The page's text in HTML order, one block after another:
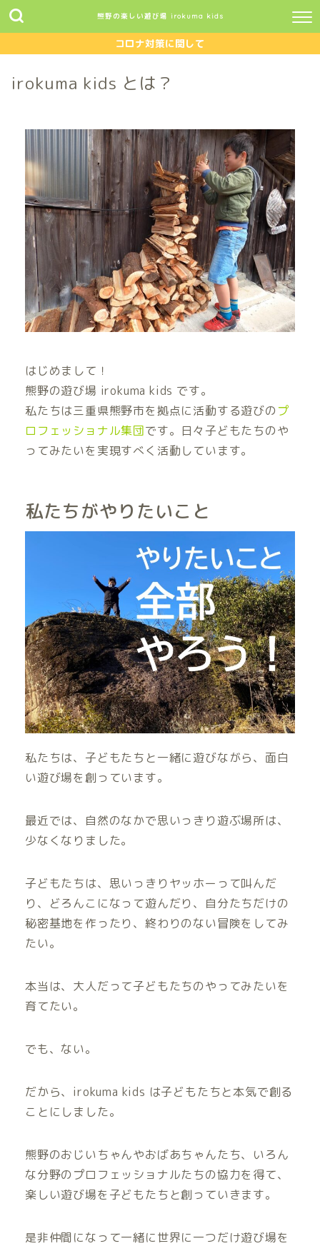
熊野の楽しい遊び場 irokuma kids
コロナ対策に関して
irokuma kids とは？
はじめまして！
熊野の遊び場 irokuma kids です。
私たちは三重県熊野市を拠点に活動する遊びのプ
ロフェッショナル集団です。日々子どもたちのや
ってみたいを実現すべく活動しています。
私たちがやりたいこと
私たちは、子どもたちと一緒に遊びながら、面白
い遊び場を創っています。
最近では、自然のなかで思いっきり遊ぶ場所は、
少なくなりました。
子どもたちは、思いっきりヤッホーって叫んだ
り、どろんこになって遊んだり、自分たちだけの
秘密基地を作ったり、終わりのない冒険をしてみ
たい。
本当は、大人だって子どもたちのやってみたいを
育てたい。
でも、ない。
だから、irokuma kids は子どもたちと本気で創る
ことにしました。
熊野のおじいちゃんやおばあちゃんたち、いろん
な分野のプロフェッショナルたちの協力を得て、
楽しい遊び場を子どもたちと創っていきます。
是非仲間になって一緒に世界に一つだけ遊び場を